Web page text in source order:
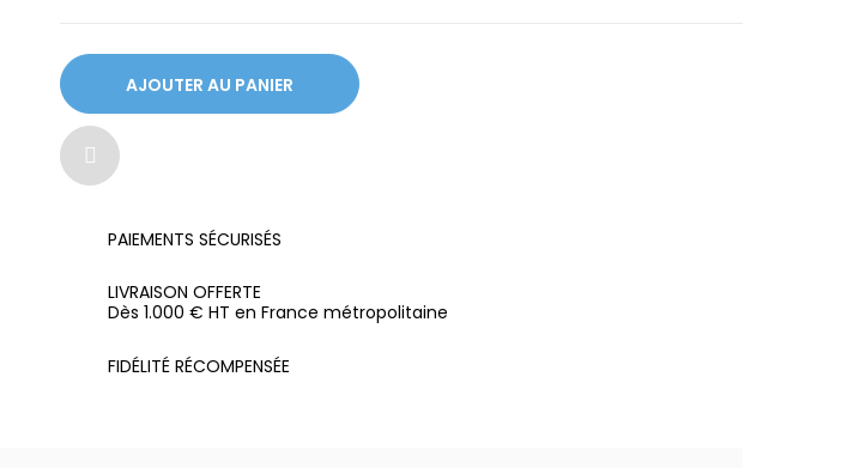
AJOUTER AU PANIER
PAIEMENTS SÉCURISÉS
LIVRAISON OFFERTE
Dès 1.000 € HT en France métropolitaine
FIDÉLITÉ RÉCOMPENSÉE